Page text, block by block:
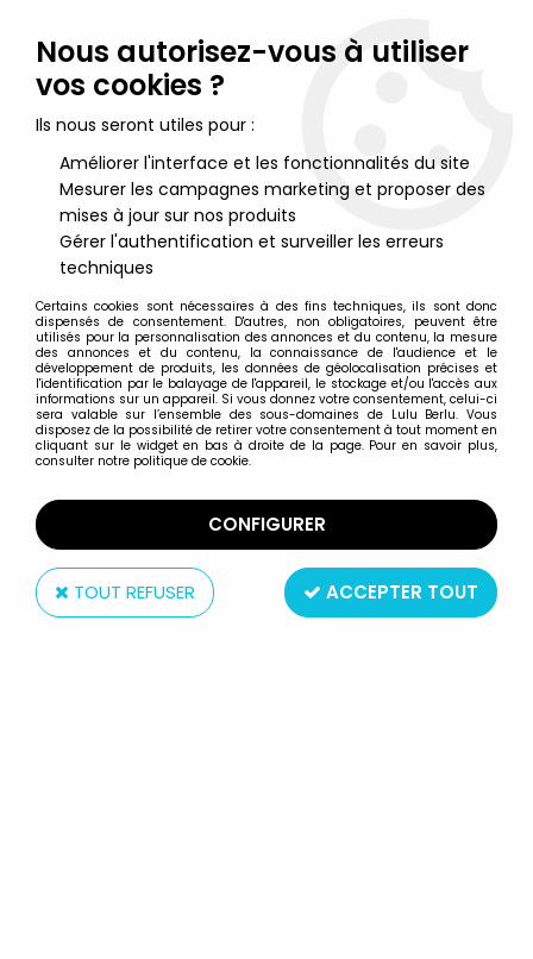
France - Vente à l'international
Le plus grand magasin de jouets
anciens et de collection en
France
avec plus de 60000 références.
Nous autorisez-vous à utiliser
vos cookies ?
Ils nous seront utiles pour :
Améliorer l'interface et les fonctionnalités du site
Mesurer les campagnes marketing et proposer des
mises à jour sur nos produits
Gérer l'authentification et surveiller les erreurs
techniques
Certains cookies sont nécessaires à des fins techniques, ils sont donc
dispensés de consentement. D'autres, non obligatoires, peuvent être
utilisés pour la personnalisation des annonces et du contenu, la mesure
des annonces et du contenu, la connaissance de l'audience et le
développement de produits, les données de géolocalisation précises et
l'identification par le balayage de l'appareil, le stockage et/ou l'accès aux
informations sur un appareil. Si vous donnez votre consentement, celui-ci
sera valable sur l’ensemble des sous-domaines de Lulu Berlu. Vous
disposez de la possibilité de retirer votre consentement à tout moment en
cliquant sur le widget en bas à droite de la page. Pour en savoir plus,
consulter notre politique de cookie.
CONFIGURER
TOUT REFUSER ACCEPTER TOUT